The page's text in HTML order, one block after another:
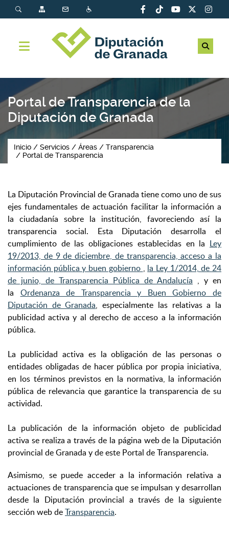
Portal de Transparencia de la
Diputación de Granada
Inicio Servicios Áreas
Transparencia
Portal de Transparencia
La Diputación Provincial de Granada tiene como uno de sus
ejes fundamentales de actuación facilitar la información a
la ciudadanía sobre la institución, favoreciendo así la
transparencia social. Esta Diputación desarrolla el
cumplimiento de las obligaciones establecidas en la Ley
19/2013, de 9 de diciembre, de transparencia, acceso a la
información pública y buen gobierno , la Ley 1/2014, de 24
de junio, de Transparencia Pública de Andalucía , y en
la Ordenanza de Transparencia y Buen Gobierno de
Diputación de Granada, especialmente las relativas a la
publicidad activa y al derecho de acceso a la información
pública.
La publicidad activa es la obligación de las personas o
entidades obligadas de hacer pública por propia iniciativa,
en los términos previstos en la normativa, la información
pública de relevancia que garantice la transparencia de su
actividad.
La publicación de la información objeto de publicidad
activa se realiza a través de la página web de la Diputación
provincial de Granada y de este Portal de Transparencia.
Asimismo, se puede acceder a la información relativa a
actuaciones de transparencia que se impulsan y desarrollan
desde la Diputación provincial a través de la siguiente
sección web deTransparencia.